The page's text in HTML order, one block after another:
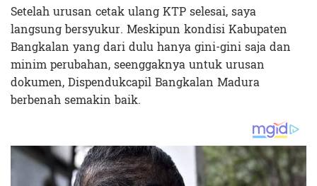
Setelah urusan cetak ulang KTP selesai, saya
langsung bersyukur. Meskipun kondisi Kabupaten
Bangkalan yang dari dulu hanya gini-gini saja dan
minim perubahan, seenggaknya untuk urusan
dokumen, Dispendukcapil Bangkalan Madura
berbenah semakin baik.